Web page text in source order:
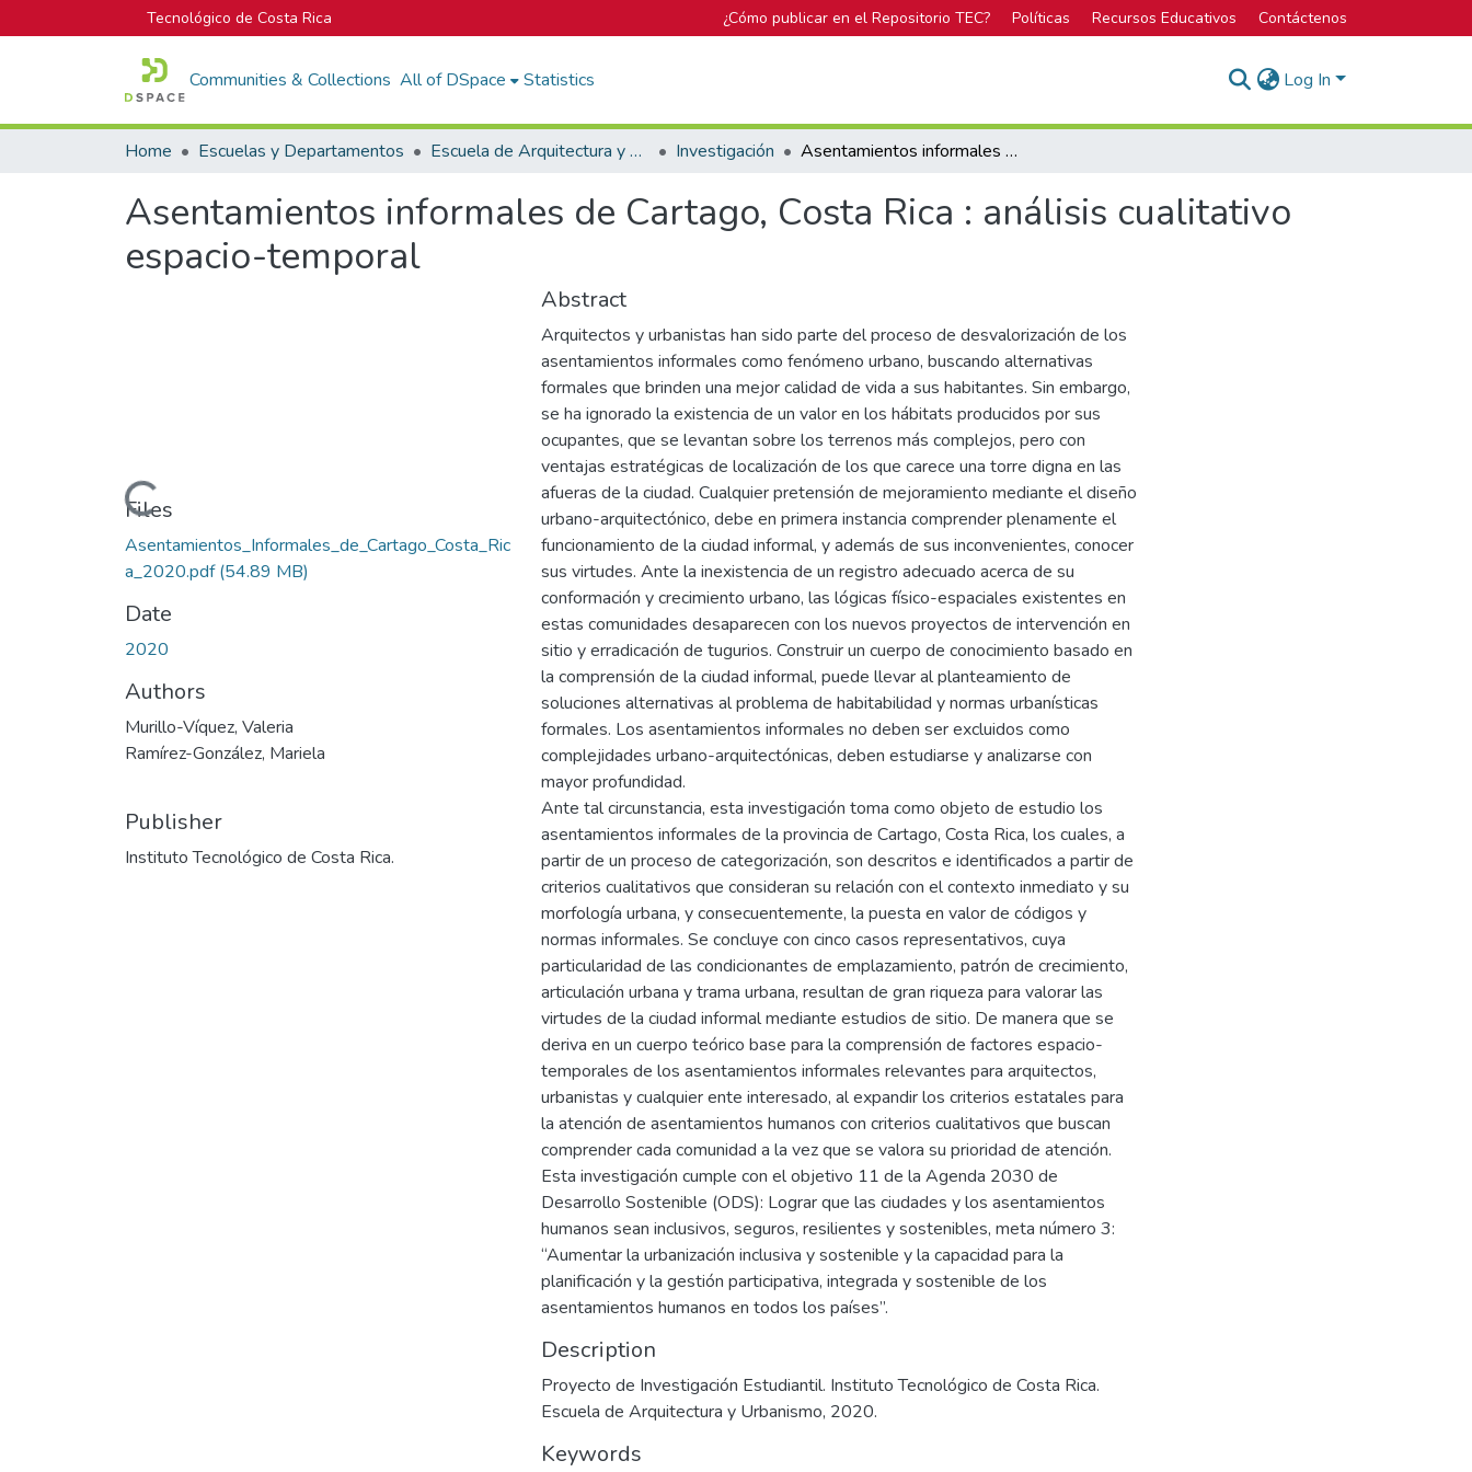
Tecnológico de Costa Rica ¿Cómo publicar en el Repositorio TEC? Políticas Recursos Educativos Contáctenos
Communities & Collections All of DSpace Statistics Log In
Home Escuelas y Departamentos Escuela de Arquitectura y Urbanismo Investigación Asentamientos informales de Cartago, Costa Rica : análisis cualitativo espacio-temporal
Asentamientos informales de Cartago, Costa Rica : análisis cualitativo
espacio-temporal
Loading...
Files
Asentamientos_Informales_de_Cartago_Costa_Ric
a_2020.pdf(54.89 MB)
Date
2020
Authors
Murillo-Víquez, Valeria
Ramírez-González, Mariela
Publisher
Instituto Tecnológico de Costa Rica.
Abstract
Arquitectos y urbanistas han sido parte del proceso de desvalorización de los
asentamientos informales como fenómeno urbano, buscando alternativas
formales que brinden una mejor calidad de vida a sus habitantes. Sin embargo,
se ha ignorado la existencia de un valor en los hábitats producidos por sus
ocupantes, que se levantan sobre los terrenos más complejos, pero con
ventajas estratégicas de localización de los que carece una torre digna en las
afueras de la ciudad. Cualquier pretensión de mejoramiento mediante el diseño
urbano-arquitectónico, debe en primera instancia comprender plenamente el
funcionamiento de la ciudad informal, y además de sus inconvenientes, conocer
sus virtudes. Ante la inexistencia de un registro adecuado acerca de su
conformación y crecimiento urbano, las lógicas físico-espaciales existentes en
estas comunidades desaparecen con los nuevos proyectos de intervención en
sitio y erradicación de tugurios. Construir un cuerpo de conocimiento basado en
la comprensión de la ciudad informal, puede llevar al planteamiento de
soluciones alternativas al problema de habitabilidad y normas urbanísticas
formales. Los asentamientos informales no deben ser excluidos como
complejidades urbano-arquitectónicas, deben estudiarse y analizarse con
mayor profundidad.
Ante tal circunstancia, esta investigación toma como objeto de estudio los
asentamientos informales de la provincia de Cartago, Costa Rica, los cuales, a
partir de un proceso de categorización, son descritos e identificados a partir de
criterios cualitativos que consideran su relación con el contexto inmediato y su
morfología urbana, y consecuentemente, la puesta en valor de códigos y
normas informales. Se concluye con cinco casos representativos, cuya
particularidad de las condicionantes de emplazamiento, patrón de crecimiento,
articulación urbana y trama urbana, resultan de gran riqueza para valorar las
virtudes de la ciudad informal mediante estudios de sitio. De manera que se
deriva en un cuerpo teórico base para la comprensión de factores espacio-
temporales de los asentamientos informales relevantes para arquitectos,
urbanistas y cualquier ente interesado, al expandir los criterios estatales para
la atención de asentamientos humanos con criterios cualitativos que buscan
comprender cada comunidad a la vez que se valora su prioridad de atención.
Esta investigación cumple con el objetivo 11 de la Agenda 2030 de
Desarrollo Sostenible (ODS): Lograr que las ciudades y los asentamientos
humanos sean inclusivos, seguros, resilientes y sostenibles, meta número 3:
“Aumentar la urbanización inclusiva y sostenible y la capacidad para la
planificación y la gestión participativa, integrada y sostenible de los
asentamientos humanos en todos los países”.
Description
Proyecto de Investigación Estudiantil. Instituto Tecnológico de Costa Rica.
Escuela de Arquitectura y Urbanismo, 2020.
Keywords